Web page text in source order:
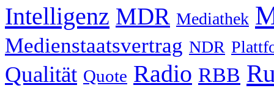
Intelligenz MDR Mediathek
Medienstaatsvertrag NDR
Qualität Quote Radio RBB